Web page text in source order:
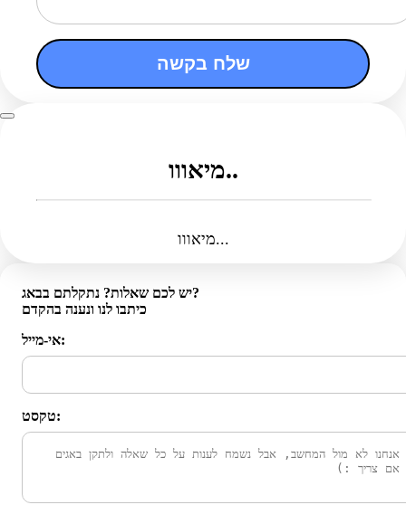
שלח בקשה
מיאווו..
מיאווו...
יש לכם שאלות? נתקלתם בבאג?
כיתבו לנו ונענה בהקדם
אי-מייל:
טקסט: